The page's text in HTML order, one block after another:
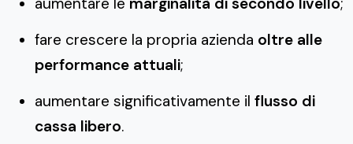
fare crescere la propria azienda oltre alle
performance attuali;
aumentare significativamente il flusso di
cassa libero.